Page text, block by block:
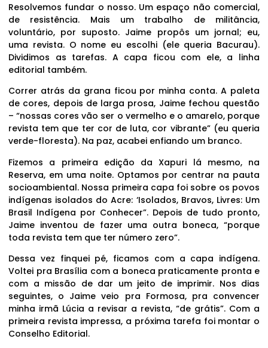
Resolvemos fundar o nosso. Um espaço não comercial,
de resistência. Mais um trabalho de militância,
voluntário, por suposto. Jaime propôs um jornal; eu,
uma revista. O nome eu escolhi (ele queria Bacurau).
Dividimos as tarefas. A capa ficou com ele, a linha
editorial também.
Correr atrás da grana ficou por minha conta. A paleta
de cores, depois de larga prosa, Jaime fechou questão
– “nossas cores vão ser o vermelho e o amarelo, porque
revista tem que ter cor de luta, cor vibrante” (eu queria
verde-floresta). Na paz, acabei enfiando um branco.
Fizemos a primeira edição da Xapuri lá mesmo, na
Reserva, em uma noite. Optamos por centrar na pauta
socioambiental. Nossa primeira capa foi sobre os povos
indígenas isolados do Acre: ‘Isolados, Bravos, Livres: Um
Brasil Indígena por Conhecer”. Depois de tudo pronto,
Jaime inventou de fazer uma outra boneca, “porque
toda revista tem que ter número zero”.
Dessa vez finquei pé, ficamos com a capa indígena.
Voltei pra Brasília com a boneca praticamente pronta e
com a missão de dar um jeito de imprimir. Nos dias
seguintes, o Jaime veio pra Formosa, pra convencer
minha irmã Lúcia a revisar a revista, “de grátis”. Com a
primeira revista impressa, a próxima tarefa foi montar o
Conselho Editorial.